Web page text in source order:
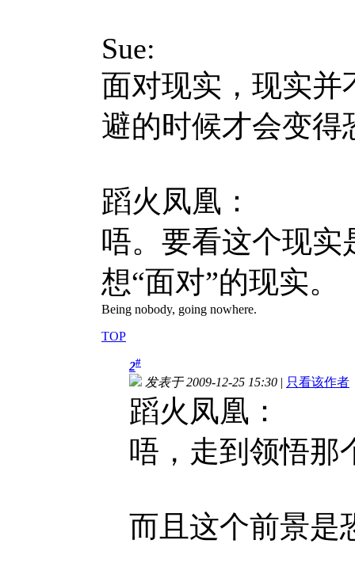
Sue:
面对现实，现实并
避的时候才会变得
蹈火凤凰：
唔。要看这个现实
想“面对”的现实。
Being nobody, going nowhere.
TOP
2#
发表于 2009-12-25 15:30 | 只看该作者
蹈火凤凰：
唔，走到领悟那
而且这个前景是